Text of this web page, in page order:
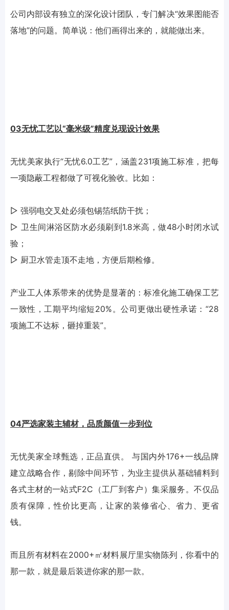
公司内部设有独立的深化设计团队，专门解决“效果图能否
落地”的问题。简单说：他们画得出来的，就能做出来。
03无忧工艺以“毫米级”精度兑现设计效果
无忧美家执行“无忧6.0工艺”，涵盖231项施工标准，把每
一项隐蔽工程都做了可视化验收。比如：
▷ 强弱电交叉处必须包锡箔纸防干扰；
▷ 卫生间淋浴区防水必须刷到1.8米高，做48小时闭水试
验；
▷ 厨卫水管走顶不走地，方便后期检修。
产业工人体系带来的优势是显著的：标准化施工确保工艺
一致性，工期平均缩短20%。公司更做出硬性承诺：“28
项施工不达标，砸掉重装”。
04严选家装主辅材，品质颜值一步到位
无忧美家全球甄选，正品直供。 与国内外176+一线品牌
建立战略合作，剔除中间环节，为业主提供从基础辅料到
各式主材的一站式F2C（工厂到客户）集采服务。不仅品
质有保障，性价比更高，让家的装修省心、省力、更省
钱。
而且所有材料在2000+㎡材料展厅里实物陈列，你看中的
那一款，就是最后装进你家的那一款。